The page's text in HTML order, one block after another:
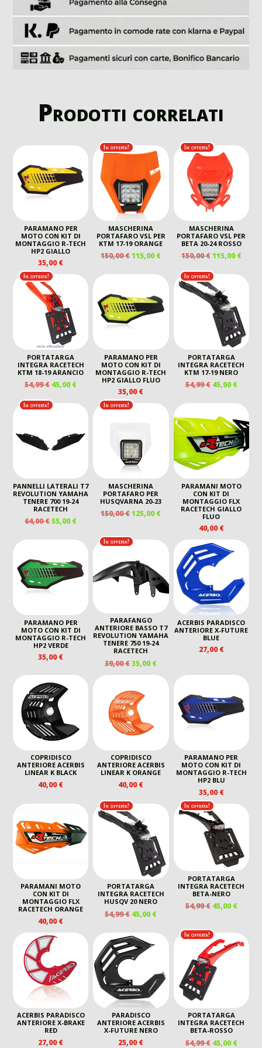
Prodotti correlati
PARAMANO PER
MOTO CON KIT DI
MONTAGGIO R-TECH
HP2 GIALLO
35,00€
In offerta!
MASCHERINA
PORTAFARO VSL PER
KTM 17-19 ORANGE
150,00€IL
ORIGINALE
150,00 €.
115,00€IL
ATTUALE
115,00 €.
In offerta!
MASCHERINA
PORTAFARO VSL PER
BETA 20-24 ROSSO
150,00€ IL
ORIGINALE
ERA:
150,00 €.
115,00€IL
In offerta!
PORTATARGA
INTEGRA RACETECH
KTM 18-19 ARANCIO
54,99€ IL
ORIGINALE
45,00€IL
ATTUALE
PARAMANO PER
MOTO CON KIT DI
MONTAGGIO R-TECH
HP2 GIALLO FLUO
35,00€
In offerta!
PORTATARGA
INTEGRA RACETECH
KTM 17-19 NERO
54,99€ IL
ORIGINALE
ERA:
54,99 €.
45,00€IL
45,00
In offerta!
PANNELLI LATERALI T7
REVOLUTION YAMAHA
TENERE 700 19-24
RACETECH
64,00€IL
ORIGINALE
64,00 €.
55,00€IL
ATTUALE
55,00 €.
In offerta!
MASCHERINA
PORTAFARO PER
HUSQVARNA 20-23
150,00€IL
ERA:
125,00€IL
È:
125,00 €.
PARAMANI MOTO
CON KIT DI
MONTAGGIO FLX
RACETECH GIALLO
FLUO
40,00€
PARAMANO PER
MOTO CON KIT DI
MONTAGGIO R-TECH
HP2 VERDE
35,00€
In offerta!
PARAFANGO
ANTERIORE BASSO T7
REVOLUTION YAMAHA
TENERE 750 19-24
RACETECH
39,00€IL
PREZZO
ORIGINALE
ERA:
39,00 €.
35,00€IL
ATTUALE
35,00 €.
ACERBIS PARADISCO
ANTERIORE X-FUTURE
BLUE
27,00€
COPRIDISCO
ANTERIORE ACERBIS
LINEAR K BLACK
40,00€
COPRIDISCO
ANTERIORE ACERBIS
LINEAR K ORANGE
40,00€
PARAMANO PER
MOTO CON KIT DI
MONTAGGIO R-TECH
HP2 BLU
35,00€
PARAMANI MOTO
CON KIT DI
MONTAGGIO FLX
RACETECH ORANGE
40,00€
In offerta!
PORTATARGA
INTEGRA RACETECH
HUSQV 20 NERO
54,99€ IL
ORIGINALE
ERA:
54,99 €.
45,00€IL
ATTUALE
In offerta!
PORTATARGA
INTEGRA RACETECH
BETA-NERO
54,99€ IL
ERA:
54,99 €.
45,00€IL
È:
45,00
ACERBIS PARADISCO
ANTERIORE X-BRAKE
RED
27,00€
PARADISCO
ANTERIORE ACERBIS
X-FUTURE NERO
25,00€
In offerta!
PORTATARGA
INTEGRA RACETECH
BETA-ROSSO
54,99€ IL
45,00€IL